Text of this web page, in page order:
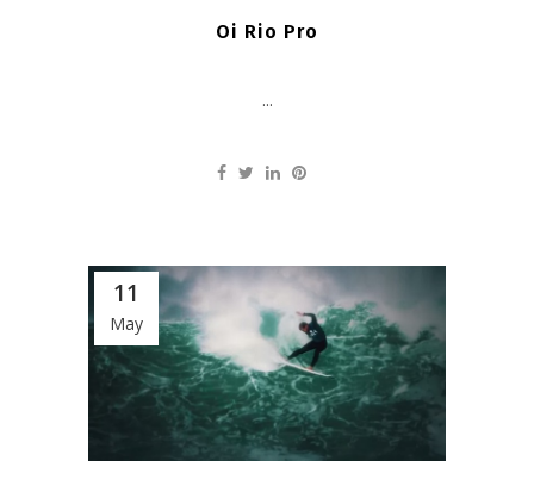
Oi Rio Pro
...
11
May